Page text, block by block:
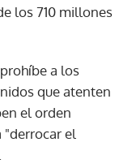
los 710 millones
a los
que atenten
el orden
el